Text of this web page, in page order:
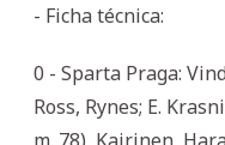
- Ficha técnica:
0 - Sparta Praga:
Ross, Rynes; E.